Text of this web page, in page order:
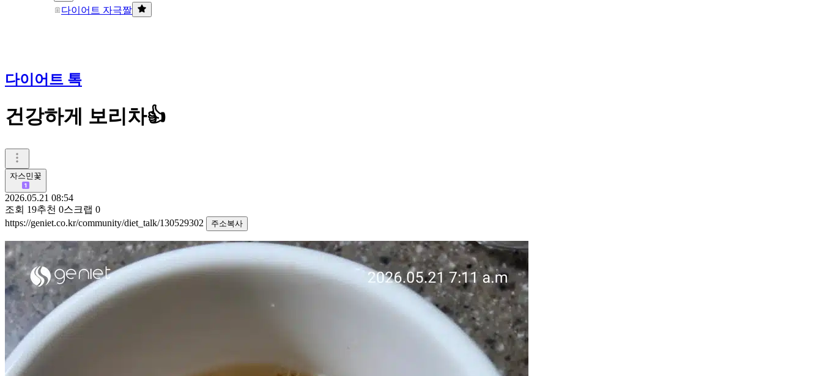
다이어트 자극짤
다이어트 톡
건강하게 보리차👍
자스민꽃
2026.05.21 08:54
조회 19추천 0스크랩 0
https://geniet.co.kr/community/diet_talk/130529302
주소복사